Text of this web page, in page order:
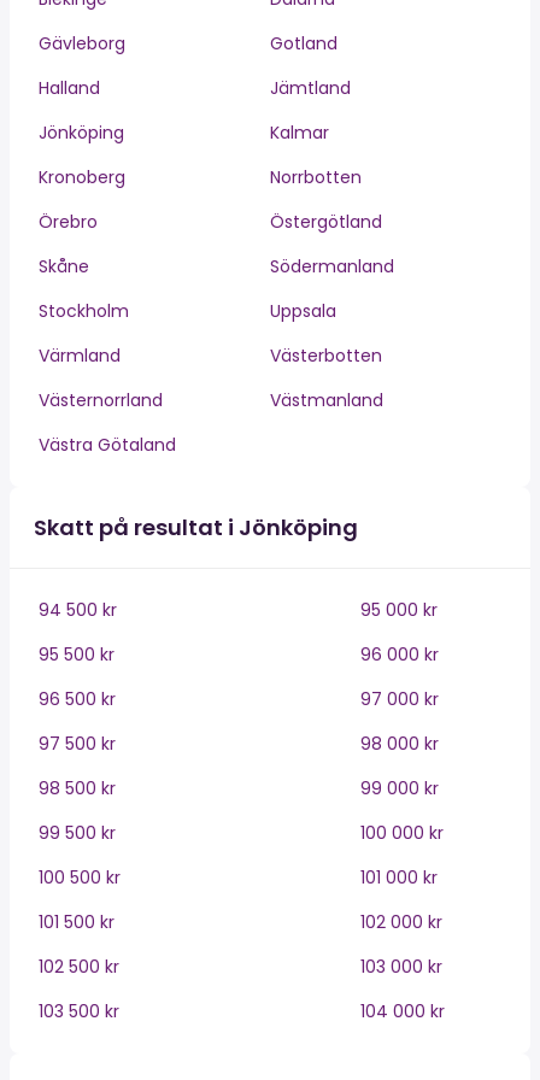
Gävleborg
Gotland
Halland
Jämtland
Jönköping
Kalmar
Kronoberg
Norrbotten
Örebro
Östergötland
Skåne
Södermanland
Stockholm
Uppsala
Värmland
Västerbotten
Västernorrland
Västmanland
Västra Götaland
Skatt på resultat i Jönköping
94 500 kr
95 000 kr
95 500 kr
96 000 kr
96 500 kr
97 000 kr
97 500 kr
98 000 kr
98 500 kr
99 000 kr
99 500 kr
100 000 kr
100 500 kr
101 000 kr
101 500 kr
102 000 kr
102 500 kr
103 000 kr
103 500 kr
104 000 kr